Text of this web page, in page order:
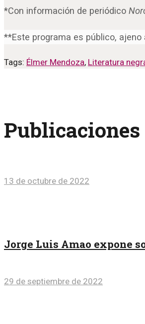
*Con información de periódico
**Este programa es público,
Tags: Élmer Mendoza, Literatura
13 de octubre de 2022
Jorge Luis Amao expone
29 de septiembre de 2022